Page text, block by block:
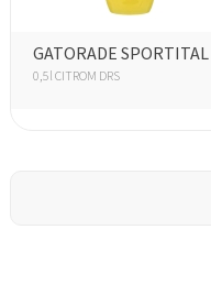
GATORADE SPORTITAL
0,5l CITROM DRS